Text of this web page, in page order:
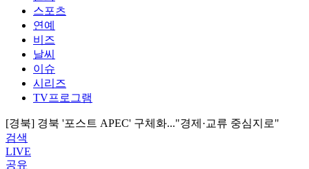
스포츠
연예
비즈
날씨
이슈
시리즈
TV프로그램
[경북] 경북 '포스트 APEC' 구체화..."경제·교류 중심지로"
검색
LIVE
공유